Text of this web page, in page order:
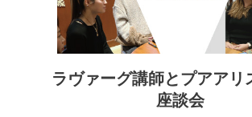
ラヴァーグ講師とプアアリ
座談会